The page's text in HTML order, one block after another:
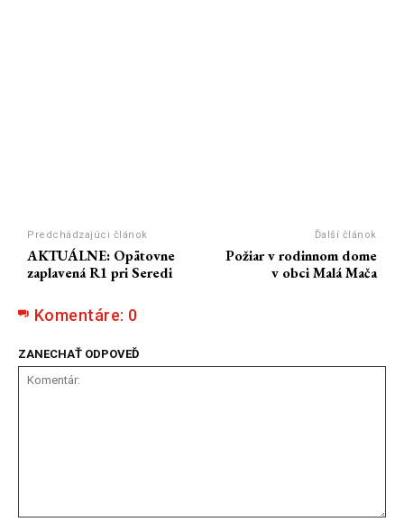
Predchádzajúci článok
AKTUÁLNE: Opätovne
zaplavená R1 pri Seredi
Ďalší článok
Požiar v rodinnom dome
v obci Malá Mača
Komentáre: 0
ZANECHAŤ ODPOVEĎ